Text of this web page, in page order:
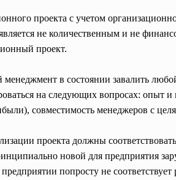
проекта с учетом
не количественным и не
проект.
в состоянии завалить
на следующих вопросах: опыт и
совместимость менеджеров с
проекта должны
новой для предприятия
попросту не соответствует